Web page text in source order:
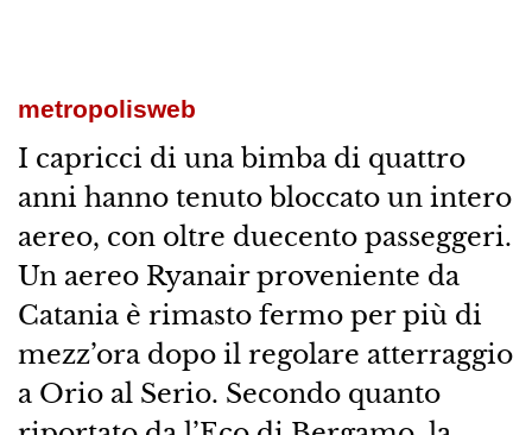
metropolisweb
I capricci di una bimba di quattro
anni hanno tenuto bloccato un intero
aereo, con oltre duecento passeggeri.
Un aereo Ryanair proveniente da
Catania è rimasto fermo per più di
mezz’ora dopo il regolare atterraggio
a Orio al Serio. Secondo quanto